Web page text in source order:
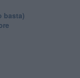
basta)